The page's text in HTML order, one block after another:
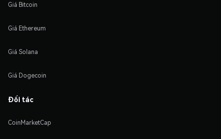
Giá Bitcoin
Giá Ethereum
Giá Solana
Giá Dogecoin
Đối tác
CoinMarketCap